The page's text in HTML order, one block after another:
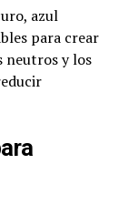
azul
para crear
neutros y los